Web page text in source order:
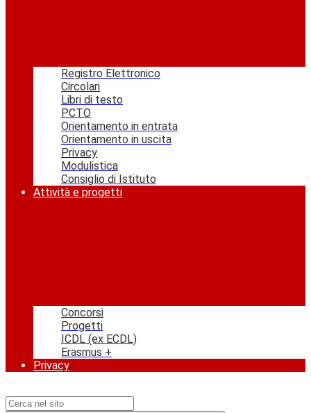
Registro Elettronico
Circolari
Libri di testo
PCTO
Orientamento in entrata
Orientamento in uscita
Privacy
Modulistica
Consiglio di Istituto
Attività e progetti
Concorsi
Progetti
ICDL (ex ECDL)
Erasmus +
Privacy